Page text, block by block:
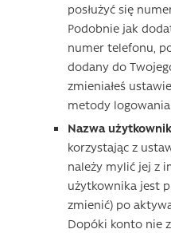
posłużyć się
Podobnie jak
numer telefonu,
dodany do
zmieniałeś
metody
Nazwa
korzystając z
należy mylić jej z
użytkownika jest
zmienić) po
Dopóki konto nie